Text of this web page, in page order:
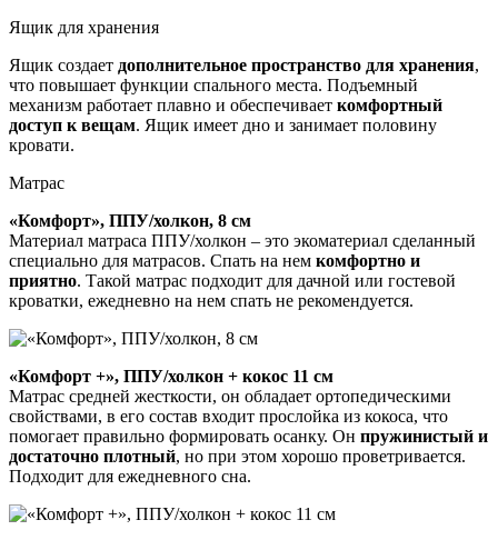
Ящик для хранения
Ящик создает дополнительное пространство для хранения,
что повышает функции спального места. Подъемный
механизм работает плавно и обеспечивает комфортный
доступ к вещам. Ящик имеет дно и занимает половину
кровати.
Матрас
«Комфорт», ППУ/холкон, 8 см
Материал матраса ППУ/холкон – это экоматериал сделанный
специально для матрасов. Спать на нем комфортно и
приятно. Такой матрас подходит для дачной или гостевой
кроватки, ежедневно на нем спать не рекомендуется.
«Комфорт +», ППУ/холкон + кокос 11 см
Матрас средней жесткости, он обладает ортопедическими
свойствами, в его состав входит прослойка из кокоса, что
помогает правильно формировать осанку. Он пружинистый и
достаточно плотный, но при этом хорошо проветривается.
Подходит для ежедневного сна.